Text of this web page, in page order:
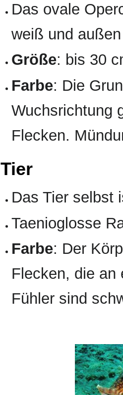
Das ovale
weiß und
Größe: bis 30
Farbe: Die
Wuchsrichtung
Flecken.
Tier
Das Tier selbst
Taenioglosse
Farbe: Der
Flecken, die an
Fühler sind